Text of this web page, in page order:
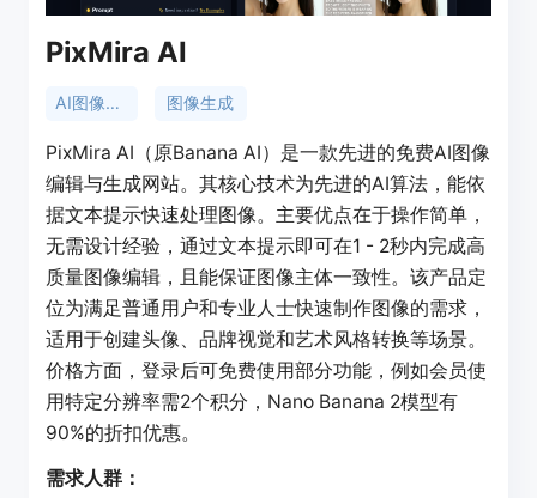
PixMira AI
AI图像编辑 图像生成
PixMira AI（原Banana AI）是一款先进的免费AI图像
编辑与生成网站。其核心技术为先进的AI算法，能依
据文本提示快速处理图像。主要优点在于操作简单，
无需设计经验，通过文本提示即可在1 - 2秒内完成高
质量图像编辑，且能保证图像主体一致性。该产品定
位为满足普通用户和专业人士快速制作图像的需求，
适用于创建头像、品牌视觉和艺术风格转换等场景。
价格方面，登录后可免费使用部分功能，例如会员使
用特定分辨率需2个积分，Nano Banana 2模型有
90%的折扣优惠。
需求人群：